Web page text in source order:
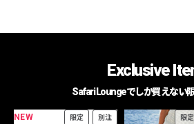
Exclusive
Safari Loungeでしか買えない
NEW 限定 別注 限定